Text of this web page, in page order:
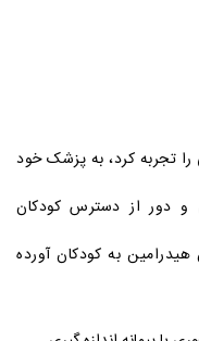
تجربه کرد، به پزشک خود
و دور از دسترس کودکان
به کودکان آورده